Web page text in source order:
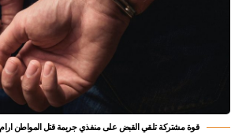
قوة مشتركة تلقي القبض على منفذي جريمة قتل المواطن